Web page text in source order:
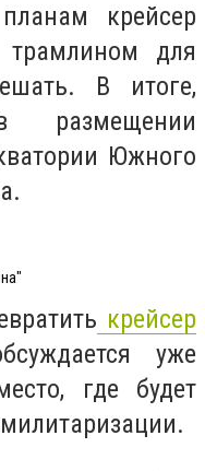
крейсер
для
В итоге,
в размещении
Южного
крейсер
уже
где будет